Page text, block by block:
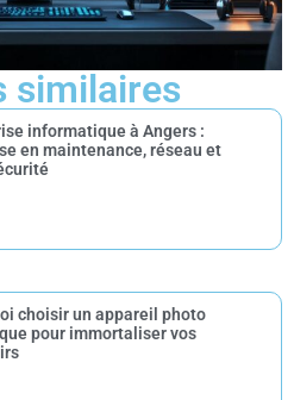
similaires
informatique à Angers :
en maintenance, réseau et
choisir un appareil photo
pour immortaliser vos